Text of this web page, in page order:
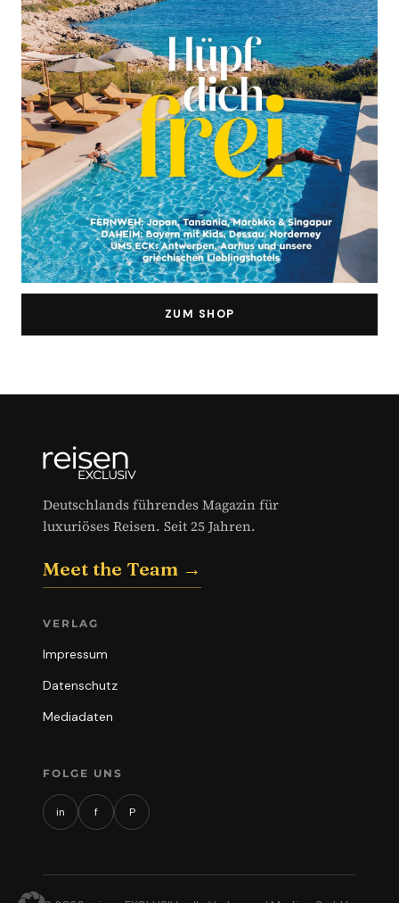
ZUM SHOP
Deutschlands führendes Magazin für
luxuriöses Reisen. Seit 25 Jahren.
Meet the Team →
VERLAG
Impressum
Datenschutz
Mediadaten
FOLGE UNS
in f P